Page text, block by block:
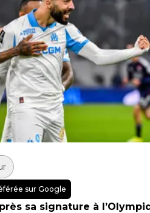
sur Google
sa signature à